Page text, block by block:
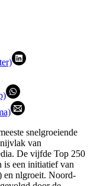
snelgroeiende
van
De vijfde Top 250
is een initiatief van
en nlgroeit. Noord-